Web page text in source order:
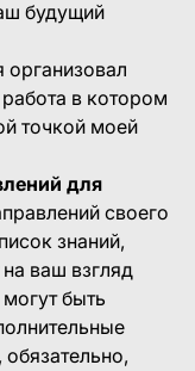
будущий
организовал
в котором
точкой моей
для
своего
знаний,
ваш взгляд
быть